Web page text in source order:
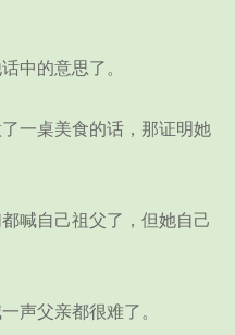
的意思了。
一桌美食的话，那证明她
自己祖父了，但她自己
父亲都很难了。